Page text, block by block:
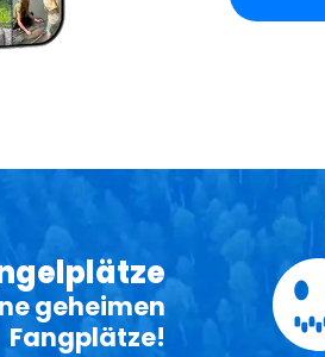
geheimen
Fangplätze!